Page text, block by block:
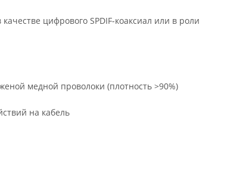
цифрового SPDIF-коаксиал или в роли
медной проволоки (плотность >90%)
на кабель